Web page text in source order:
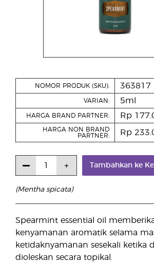
(Mentha spicata)
Spearmint essential oil
kenyamanan aromatik selama
ketidaknyamanan sesekali ketika
dioleskan secara topikal.
NOMOR PRODUK (SKU): 363817
VARIAN: 5ml
HARGA BRAND PARTNER: Rp
HARGA NON BRAND
PARTNER:
Rp
Tambahkan ke